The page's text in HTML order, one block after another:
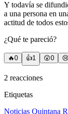
Y todavía se
a una persona en
actitud de todos
¿Qué te pareció?
🔥0 👍1 😲0 😢
2 reacciones
Etiquetas
Noticias Quintana